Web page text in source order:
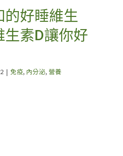
好睡維生
生素D讓你好
| 免疫, 內分泌, 營養